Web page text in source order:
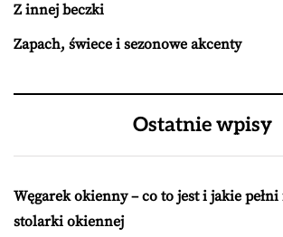
Z innej beczki
Zapach, świece i sezonowe akcenty
Ostatnie wpisy
Węgarek okienny – co to jest i jakie
stolarki okiennej